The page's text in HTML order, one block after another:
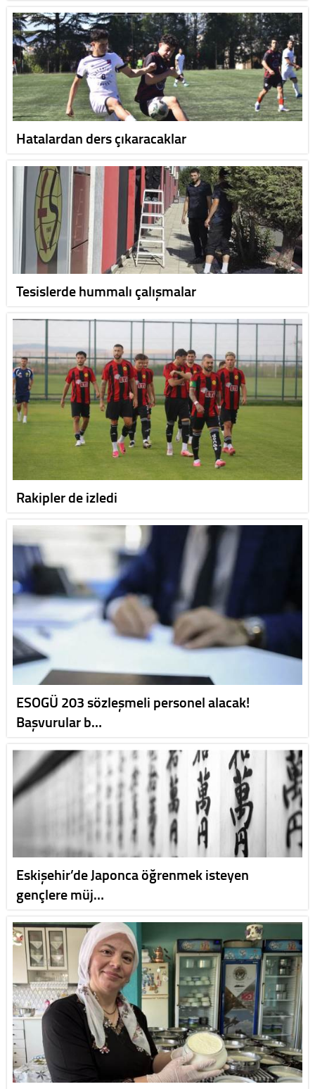
Hatalardan ders çıkaracaklar
Tesislerde hummalı çalışmalar
Rakipler de izledi
ESOGÜ 203 sözleşmeli personel alacak!
Başvurular b…
Eskişehir’de Japonca öğrenmek isteyen
gençlere müj…